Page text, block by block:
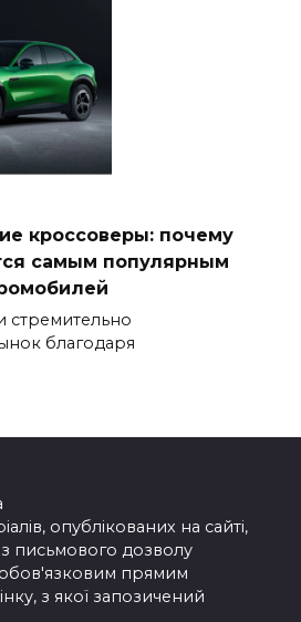
кроссоверы: почему
самым популярным
стремительно
благодаря
опублікованих на сайті,
з письмового дозволу
прямим
з якої запозичений